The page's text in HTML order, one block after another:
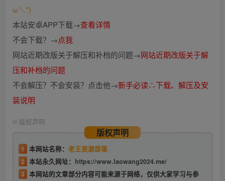
ω＼*)
本站安卓APP下载→查看详情
不会下载？→点我
网站近期改版关于解压和补档的问题→网站近期改版关于解
压和补档的问题
不会解压？不会安装？点击他→新手必读∴下载、解压及安
装说明
© 版权声明
版权声明
1 本网站名称： 老王资源部落
2 本站永久网址： https://www.laowang2024.me/
3 本网站的文章部分内容可能来源于网络，仅供大家学习与参